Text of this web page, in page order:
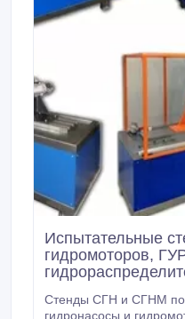
Испытательные
гидромоторов,
Стенды СГН и СГНМ
гидронасосы и